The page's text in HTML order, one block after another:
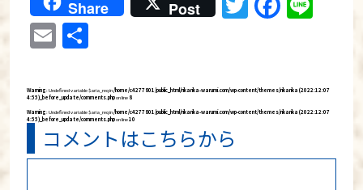
Share Post
Email
Warning: Undefined variable $aria_req in/home/c4277801/public_html/rikarika-warumi.com/wp-content/themes/rikarika (2022:12:07
4:55)_before_update/comments.phpon line 8
Warning: Undefined variable $aria_req in/home/c4277801/public_html/rikarika-warumi.com/wp-content/themes/rikarika (2022:12:07
4:55)_before_update/comments.phpon line10
コメントはこちらから